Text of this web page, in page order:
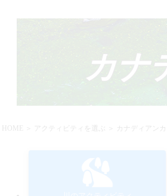
カナ
HOME アクティビティを選ぶ ＞ カナディアン